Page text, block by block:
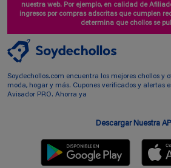
nuestra web. Por ejemplo, en calidad de
ingresos por compras adscritas que cumplen
determina que chollos se
Soydechollos.com encuentra los mejores chollos y
moda, hogar y más. Cupones verificados y alertas
Avisador PRO. Ahorra ya
Descargar Nuestra